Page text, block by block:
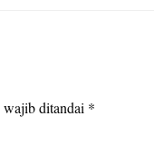
wajib ditandai *